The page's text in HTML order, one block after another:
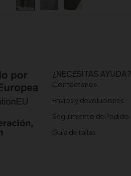
¿NECESITAS AYUDA?
Contáctanos
Envíos y devoluciones
Seguimiento de Pedido
Guía de tallas